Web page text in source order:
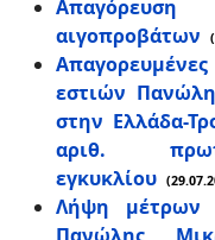
αιγοπροβάτων
εστιών
στην Ελλάδα-
αριθ. πρωτ.
εγκυκλίου
Λήψη μέτρων